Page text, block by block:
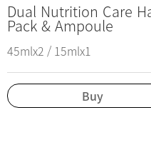
Dual Nutrition Care
Pack & Ampoule
45mlx2 / 15mlx1
Buy